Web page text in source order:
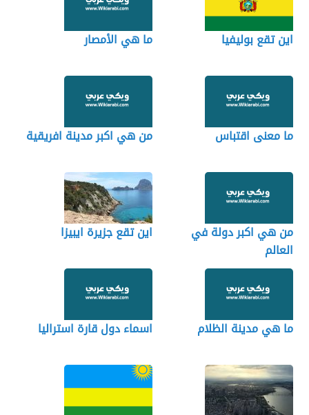
اين تقع بوليفيا ما هي الأمصار
ما معنى اقتباس من هي اكبر مدينة افريقية
من هي اكبر دولة في
العالم
اين تقع جزيرة ايبيزا
ما هي مدينة الظلام اسماء دول قارة استراليا